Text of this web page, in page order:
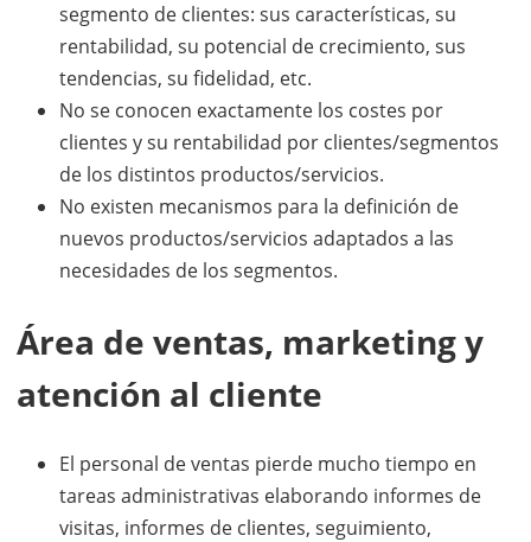
segmento de clientes: sus características, su
rentabilidad, su potencial de crecimiento, sus
tendencias, su fidelidad, etc.
No se conocen exactamente los costes por
clientes y su rentabilidad por clientes/segmentos
de los distintos productos/servicios.
No existen mecanismos para la definición de
nuevos productos/servicios adaptados a las
necesidades de los segmentos.
Área de ventas, marketing y
atención al cliente
El personal de ventas pierde mucho tiempo en
tareas administrativas elaborando informes de
visitas, informes de clientes, seguimiento,